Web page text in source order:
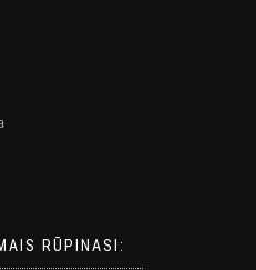
RŪPINASI: